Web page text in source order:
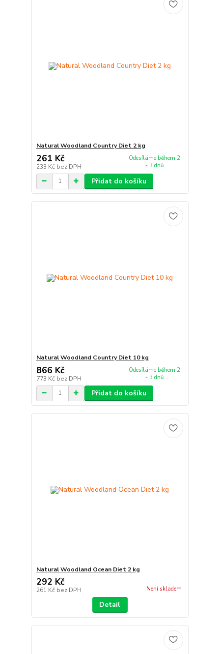
Natural Woodland Country Diet 2 kg
261 Kč
233 Kč bez DPH
Odesíláme během 2
- 3 dnů
Přidat do košíku
Natural Woodland Country Diet 10 kg
866 Kč
773 Kč bez DPH
Odesíláme během 2
- 3 dnů
Přidat do košíku
Natural Woodland Ocean Diet 2 kg
292 Kč
261 Kč bez DPH Není skladem
Detail